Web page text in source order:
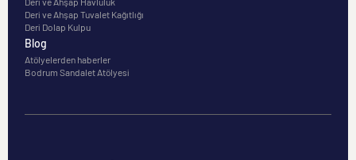
Deri ve Ahşap Tuvalet Kağıtlığı
Deri Dolap Kulpu
Blog
Atölyelerden haberler
Bodrum Sandalet Atölyesi